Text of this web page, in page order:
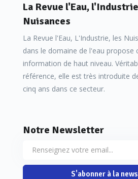
Il s’agit d’ailleurs d’un manque,
loi sur les sols soit adoptée dans les
France. Cependant, ce texte fixe des
surveillance de la qualité des sols, et
La Revue l'Eau,
Nuisances
La Revue l'Eau, L'Industrie, les
dans le domaine de l'eau propose
information de haut niveau.
référence, elle est très introduite
cinq ans dans ce secteur.
Notre Newsletter
S'abonner à la